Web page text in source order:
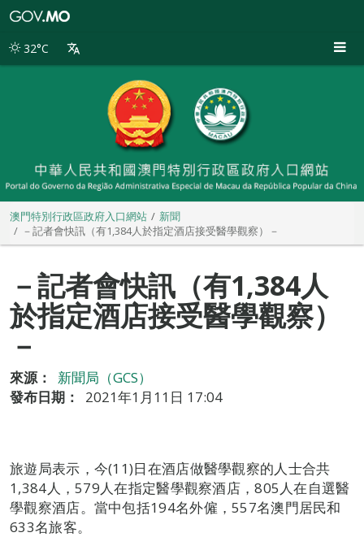
別
32°C
澳門特別行政區政府入口網站
新聞
－記者會快訊（有1,384人於指定酒店接受醫學觀察）－
－記者會快訊（有1,384人
於指定酒店接受醫學觀察）
－
來源：
新聞局（GCS）
發布日期：
2021年1月11日 17:04
旅遊局表示，今(11)日在酒店做醫學觀察的人士合共
1,384人，579人在指定醫學觀察酒店，805人在自選醫
學觀察酒店。當中包括194名外僱，557名澳門居民和
633名旅客。